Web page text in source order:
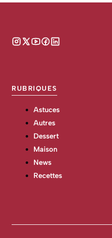
RUBRIQUES
Astuces
Autres
Dessert
Maison
News
Recettes